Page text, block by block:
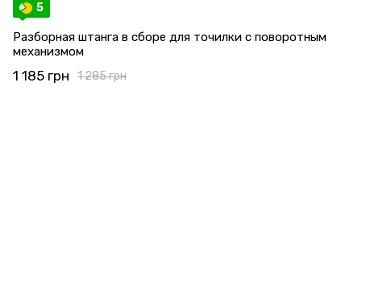
5
Разборная штанга в сборе для точилки с поворотным
механизмом
1 285 грн
1 185 грн